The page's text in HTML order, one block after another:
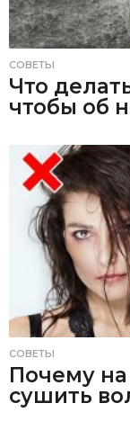
СОВЕТЫ
Что
чтобы об
СОВЕТЫ
Почему
сушить